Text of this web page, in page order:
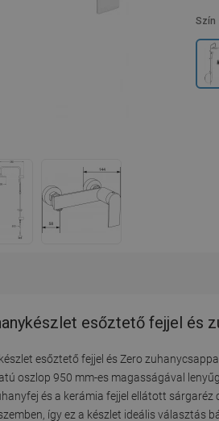
Szín
esőztető fejjel és
esőztető fejjel és Zero
oszlop 950 mm-es magasságával
és a kerámia fejjel ellátott
így ez a készlet ideális választás